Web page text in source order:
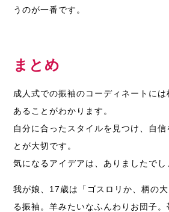
うのが一番です。
まとめ
成人式での振袖のコーディネートに
あることがわかります。
自分に合ったスタイルを見つけ、自信
とが大切です。
気になるアイデアは、ありましたでし
我が娘、17歳は「ゴスロリか、柄の
る振袖。羊みたいなふんわりお団子